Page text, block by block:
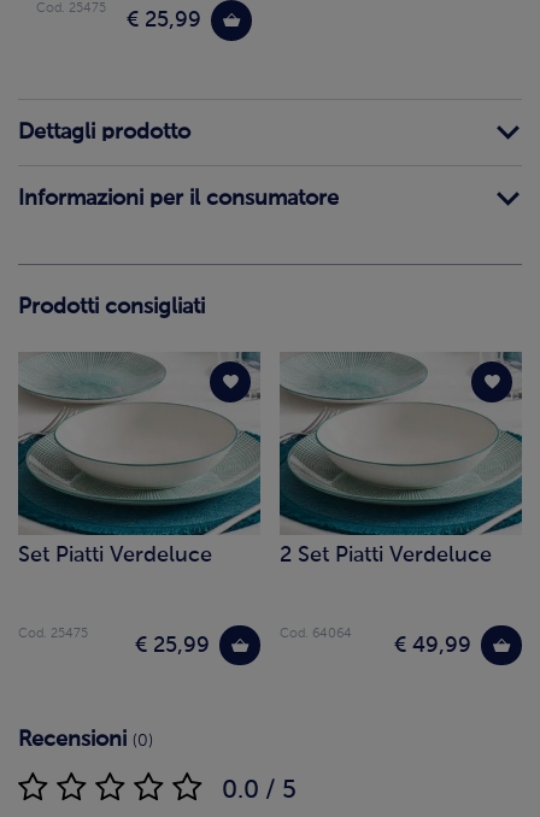
€ 25,99
Cod. 25475
Dettagli prodotto
Informazioni per il consumatore
Prodotti consigliati
Set Piatti Verdeluce
€ 25,99
Cod. 25475
2 Set Piatti Verdeluce
€ 49,99
Cod. 64064
Recensioni (0)
0.0 / 5